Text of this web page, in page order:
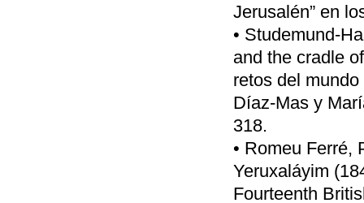
Jerusalén” en
• Studemund-
and the cradle
retos del
Díaz-Mas y
318.
• Romeu Ferré,
Yeruxaláyim
Fourteenth